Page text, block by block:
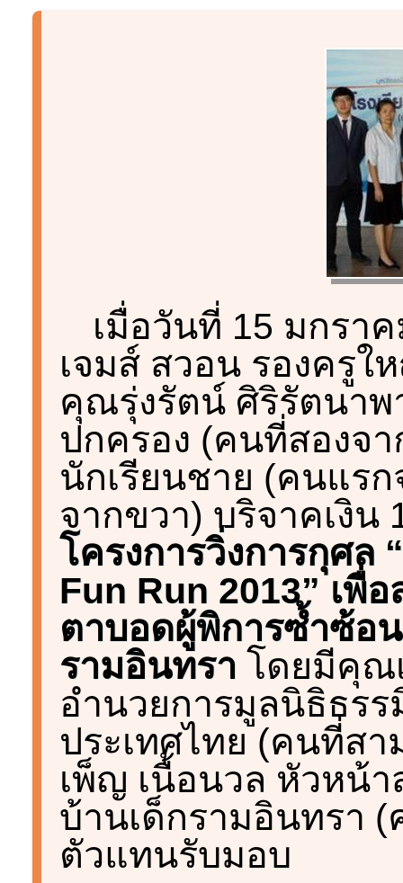
เมื่อวันที่ 15 มกรา
เจมส์ สวอน รองครู
คุณรุ่งรัตน์ ศิริรัตนา
ปกครอง (คนที่สองจ
นักเรียนชาย (คนแร
จากขวา) บริจาคเงิ
โครงการวิ่งการกุศล
Fun Run 2013” เพื่
ตาบอดผู้พิการซ้ำซ้อน
รามอินทรา โดยมีคุณ
อำนวยการมูลนิธิธร
ประเทศไทย (คนที่ส
เพ็ญ เนื้อนวล หัวหน้า
บ้านเด็กรามอินทรา
ตัวแทนรับมอบ